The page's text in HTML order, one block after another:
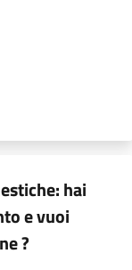
hai
e vuoi
?